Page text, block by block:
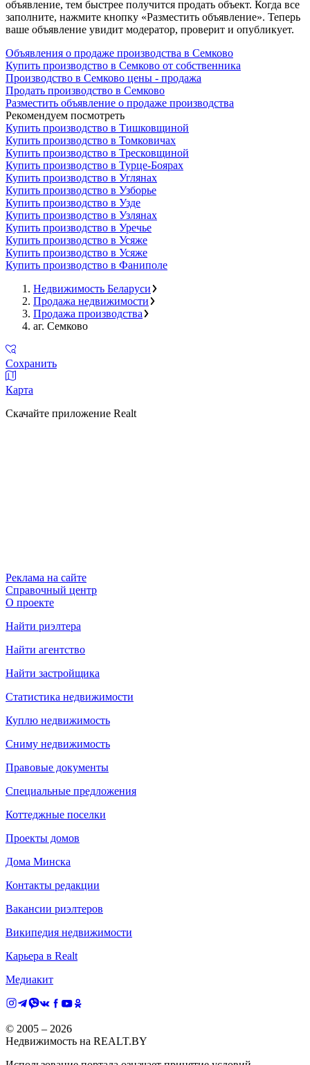
объявление, тем быстрее получится продать объект. Когда все
заполните, нажмите кнопку «Разместить объявление». Теперь
ваше объявление увидит модератор, проверит и опубликует.
Объявления о продаже производства в Семково
Купить производство в Семково от собственника
Производство в Семково цены - продажа
Продать производство в Семково
Разместить объявление о продаже производства
Рекомендуем посмотреть
Купить производство в Тишковщиной
Купить производство в Томковичах
Купить производство в Тресковщиной
Купить производство в Турце-Боярах
Купить производство в Углянах
Купить производство в Узборье
Купить производство в Узде
Купить производство в Узлянах
Купить производство в Уречье
Купить производство в Усяже
Купить производство в Усяже
Купить производство в Фаниполе
Недвижимость Беларуси
Продажа недвижимости
Продажа производства
аг. Семково
Сохранить
Карта
Скачайте приложение Realt
Реклама на сайте
Справочный центр
О проекте
Найти риэлтера
Найти агентство
Найти застройщика
Статистика недвижимости
Куплю недвижимость
Сниму недвижимость
Правовые документы
Специальные предложения
Коттеджные поселки
Проекты домов
Дома Минска
Контакты редакции
Вакансии риэлтеров
Википедия недвижимости
Карьера в Realt
Медиакит
© 2005 – 2026
Недвижимость на REALT.BY